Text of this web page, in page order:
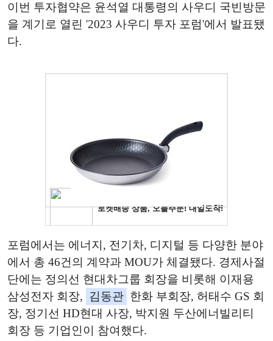
이번 투자협약은 윤석열 대통령의 사우디 국빈방문
을 계기로 열린 '2023 사우디 투자 포럼'에서 발표됐
다.
포럼에서는 에너지, 전기차, 디지털 등 다양한 분야
에서 총 46건의 계약과 MOU가 체결됐다. 경제사절
단에는 정의선 현대차그룹 회장을 비롯해 이재용
삼성전자 회장,
김동관 한화 부회장, 허태수 GS 회
장, 정기선 HD현대 사장, 박지원 두산에너빌리티
회장 등 기업인이 참여했다.